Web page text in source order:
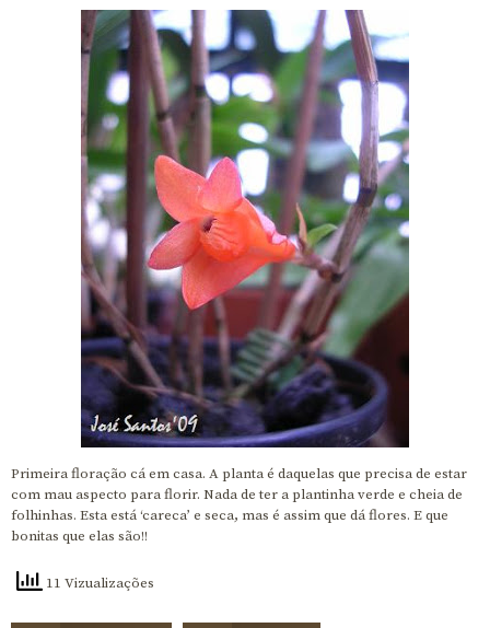
Primeira floração cá em casa. A planta é daquelas que precisa de estar
com mau aspecto para florir. Nada de ter a plantinha verde e cheia de
folhinhas. Esta está ‘careca’ e seca, mas é assim que dá flores. E que
bonitas que elas são!!
11 Vizualizações